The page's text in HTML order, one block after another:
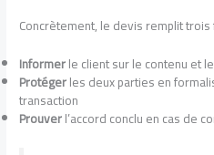
Concrètement, le devis remplit
Informerle client sur le contenu et
Protégerles deux parties en
transaction
Prouverl’accord conclu en cas de